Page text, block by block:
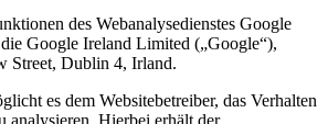
des Webanalysedienstes Google
Google Ireland Limited („Google“),
Street, Dublin 4, Irland.
es dem Websitebetreiber, das Verhalten
analysieren. Hierbei erhält der